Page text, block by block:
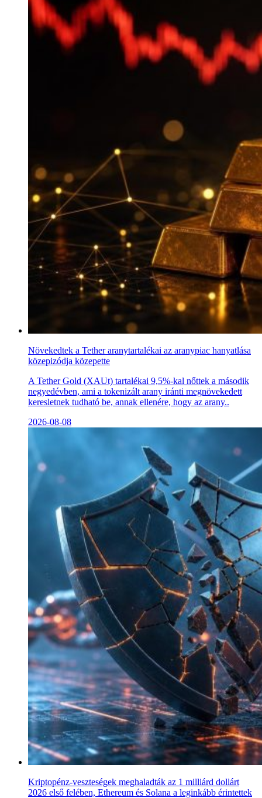
Növekedtek a Tether aranytartalékai az aranypiac hanyatlása
közepizódja közepette
A Tether Gold (XAUt) tartalékai 9,5%-kal nőttek a második
negyedévben, ami a tokenizált arany iránti megnövekedett
keresletnek tudható be, annak ellenére, hogy az arany..
2026-08-08
Kriptopénz-veszteségek meghaladták az 1 milliárd dollárt
2026 első felében, Ethereum és Solana a leginkább érintettek